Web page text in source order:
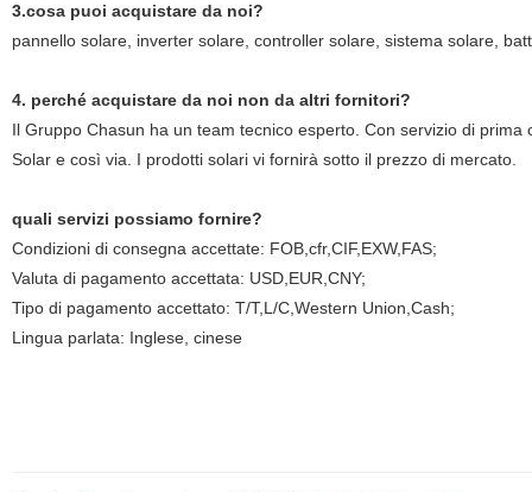
3.cosa puoi acquistare da noi?
pannello solare, inverter solare, controller solare, sistema solare,
4. perché acquistare da noi non da altri fornitori?
Il Gruppo Chasun ha un team tecnico esperto. Con servizio di
Solar e così via. I prodotti solari vi fornirà sotto il prezzo di mercato.
quali servizi possiamo fornire?
Condizioni di consegna accettate: FOB,cfr,CIF,EXW,FAS;
Valuta di pagamento accettata: USD,EUR,CNY;
Tipo di pagamento accettato: T/T,L/C,Western Union,Cash;
Lingua parlata: Inglese, cinese